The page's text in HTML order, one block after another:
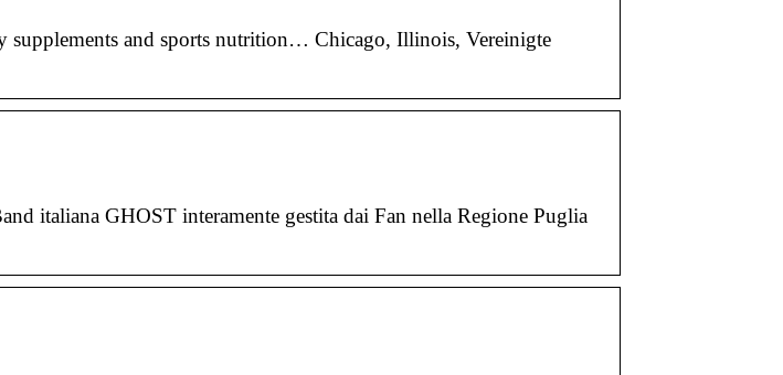
and sports nutrition… Chicago, Illinois, Vereinigte
italiana GHOST interamente gestita dai Fan nella Regione Puglia